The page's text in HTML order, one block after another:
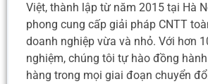
Việt, thành lập từ năm 2015 tại Hà
phong cung cấp giải pháp CNTT
doanh nghiệp vừa và nhỏ. Với hơn
nghiệm, chúng tôi tự hào đồng
hàng trong mọi giai đoạn chuyển